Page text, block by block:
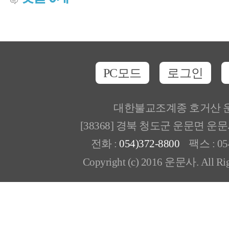
PC모드 로그인
대한불교조계종 호거산
[38368] 경북 청도군 운문면 운
전화 : 054)372-8800 팩스 :
Copyright (c) 2016 운문사. All